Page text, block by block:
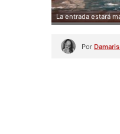
La entrada estará
Por